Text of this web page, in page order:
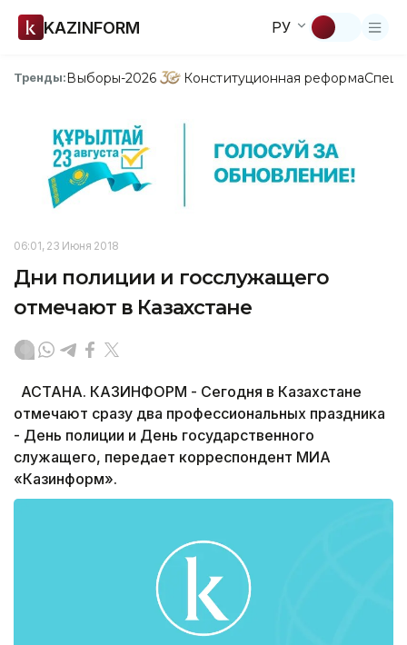
KAZINFORM РУ
Тренды:Выборы-2026 Конституционная реформа
06:01, 23 Июня 2018
Дни полиции и госслужащего
отмечают в Казахстане
АСТАНА. КАЗИНФОРМ - Сегодня в Казахстане
отмечают сразу два профессиональных праздника
- День полиции и День государственного
служащего, передает корреспондент МИА
«Казинформ».